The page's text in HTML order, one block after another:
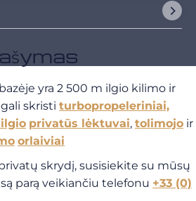
yra 2 500 m ilgio kilimo ir
skristi turbopropeleriniai,
privatūs lėktuvai, tolimojo ir
orlaiviai
skrydį, susisiekite su mūsų
parą veikiančiu telefonu +33 (0)